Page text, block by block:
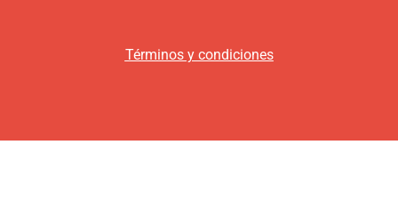
Términos y condiciones